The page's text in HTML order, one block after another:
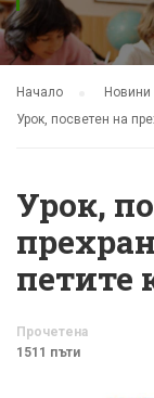
Начало
Новини
Урок, посветен на
Урок,
петите
Прочетена
1511 пъти